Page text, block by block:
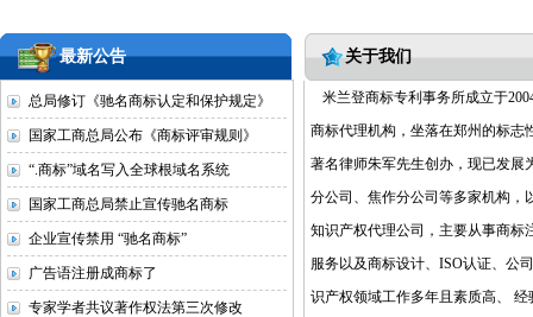
最新公告
总局修订《驰名商标认定和保护规定》
国家工商总局公布《商标评审规则》
“.商标”域名写入全球根域名系统
国家工商总局禁止宣传驰名商标
企业宣传禁用 “驰名商标”
广告语注册成商标了
专家学者共议著作权法第三次修改
关于我们
米兰登商标专利事务所成立于
商标代理机构，坐落在郑州的标志
著名律师朱军先生创办，现已发展
分公司、焦作分公司等多家机构，
知识产权代理公司，主要从事商标
服务以及商标设计、ISO认证、公
识产权领域工作多年且素质高、